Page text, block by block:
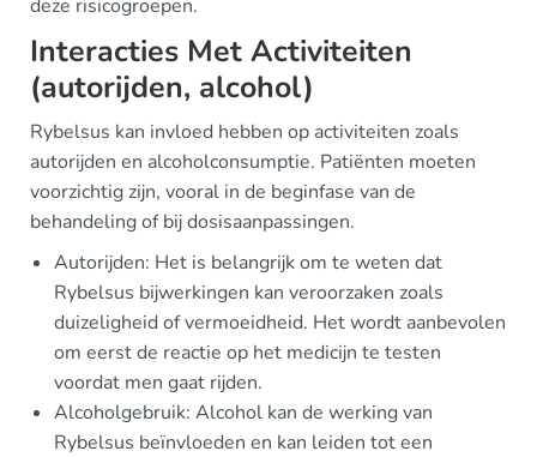
deze risicogroepen.
Interacties Met Activiteiten
(autorijden, alcohol)
Rybelsus kan invloed hebben op activiteiten zoals
autorijden en alcoholconsumptie. Patiënten moeten
voorzichtig zijn, vooral in de beginfase van de
behandeling of bij dosisaanpassingen.
Autorijden: Het is belangrijk om te weten dat
Rybelsus bijwerkingen kan veroorzaken zoals
duizeligheid of vermoeidheid. Het wordt aanbevolen
om eerst de reactie op het medicijn te testen
voordat men gaat rijden.
Alcoholgebruik: Alcohol kan de werking van
Rybelsus beïnvloeden en kan leiden tot een